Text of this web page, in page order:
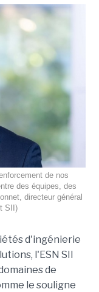
de nos
des équipes, des
directeur général
SII)
d'ingénierie
l'ESN SII
de
le souligne